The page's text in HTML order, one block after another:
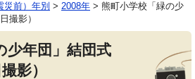
災前）年別 > 2008年 > 熊町小学校「緑の少
撮影）
少年団」結団式
影）